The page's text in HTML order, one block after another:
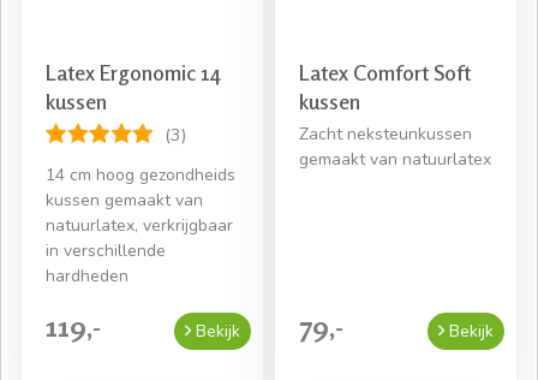
Latex Ergonomic 14
kussen
(3)
14 cm hoog gezondheids
kussen gemaakt van
natuurlatex, verkrijgbaar
in verschillende
hardheden
119,- Bekijk
Latex Comfort Soft
kussen
Zacht neksteunkussen
gemaakt van natuurlatex
79,- Bekijk